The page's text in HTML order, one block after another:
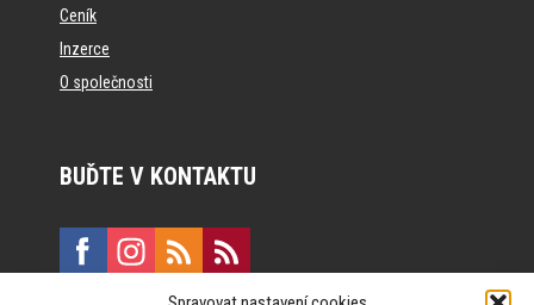
Ceník
Inzerce
O společnosti
BUĎTE V KONTAKTU